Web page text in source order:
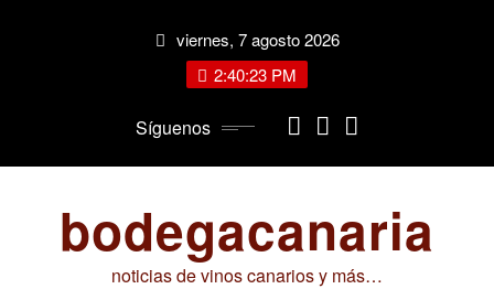
viernes, 7 agosto 2026
2:40:23 PM
Síguenos
bodegacanaria
noticias de vinos canarios y más…